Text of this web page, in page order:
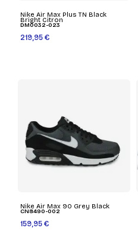
Nike Air Max Plus TN Black
Bright Citron
DM0032-023
219,95 €
Nike Air Max 90 Grey Black
CN8490-002
159,95 €